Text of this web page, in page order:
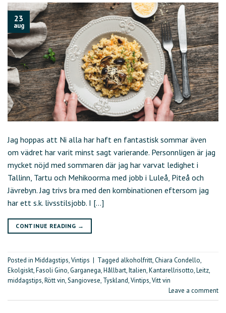
23
aug
Jag hoppas att Ni alla har haft en fantastisk sommar även
om vädret har varit minst sagt varierande. Personnligen är jag
mycket nöjd med sommaren där jag har varvat ledighet i
Tallinn, Tartu och Mehikoorma med jobb i Luleå, Piteå och
Jävrebyn. Jag trivs bra med den kombinationen eftersom jag
har ett s.k. livsstilsjobb. I […]
CONTINUE READING →
Posted in Middagstips,Vintips Tagged alkoholfritt,Chiara Condello,
Ekolgiskt,Fasoli Gino,Garganega,Hållbart,Italien,Kantarellrisotto,Leitz,
middagstips,Rött vin,Sangiovese, Tyskland,Vintips,Vitt vin
Leave a comment